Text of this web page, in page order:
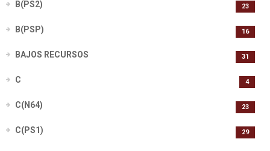
B(PS2) 23
B(PSP) 16
BAJOS RECURSOS 31
C 4
C(N64) 23
C(PS1) 29